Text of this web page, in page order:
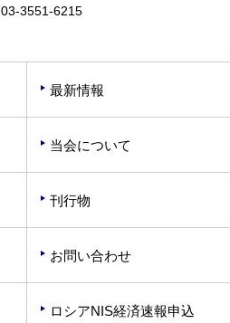
03-3551-6215
最新情報
当会について
刊行物
お問い合わせ
ロシアNIS経済速報申込